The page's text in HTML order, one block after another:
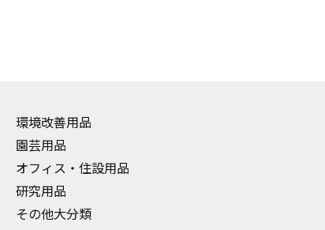
環境改善用品
園芸用品
オフィス・住設用品
研究用品
その他大分類